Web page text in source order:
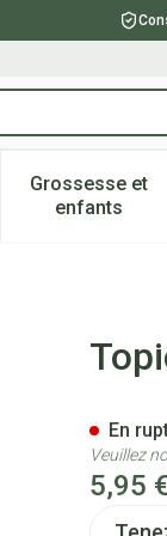
Beauté,
menu pour
Grossesse et
enfantsAfficher
Levres
5,95
En
Veuillez